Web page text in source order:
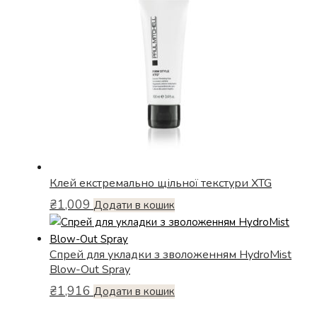
Клей екстремально щільної текстури XTG
₴1,009 Додати в кошик
Спрей для укладки з зволоженням HydroMist
Blow-Out Spray
₴1,916 Додати в кошик